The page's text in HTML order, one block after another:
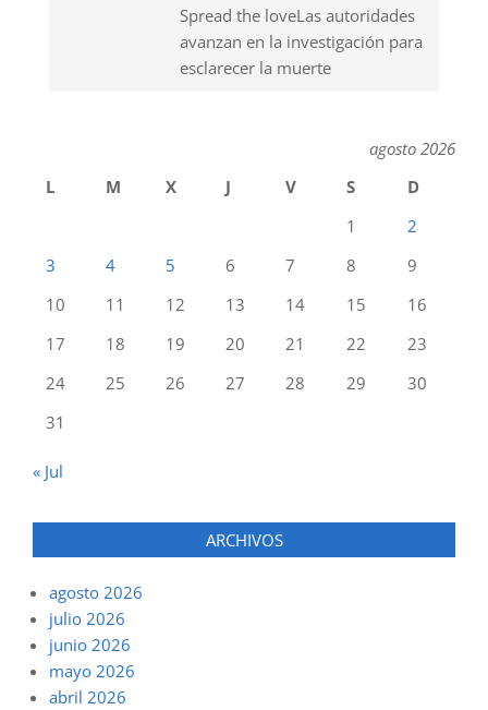
Spread the loveLas autoridades
avanzan en la investigación para
esclarecer la muerte
agosto 2026
L
M X J V S
D
1
2
3
4 5 6 7 8
9
10
11 12 13 14 15
16
17
18 19 20 21 22
23
24
25 26 27 28 29
30
31
« Jul
ARCHIVOS
agosto 2026
julio 2026
junio 2026
mayo 2026
abril 2026